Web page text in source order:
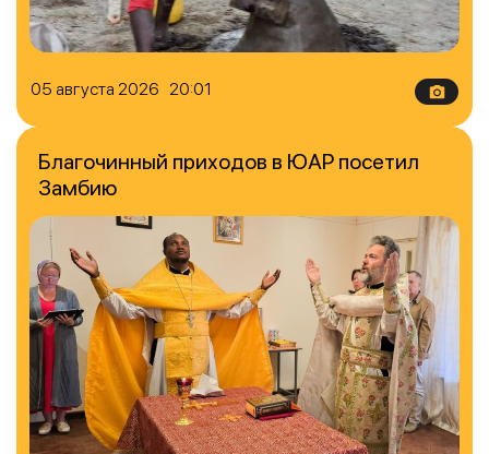
05 августа 2026 20:01
Благочинный приходов в ЮАР посетил
Замбию